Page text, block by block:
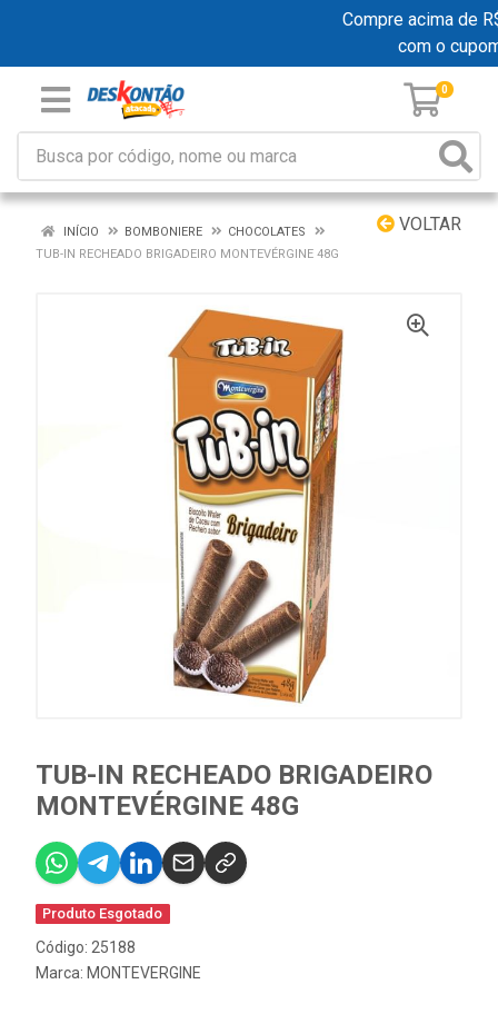
Compre acima de
com o
0
VOLTAR
INÍCIO BOMBONIERE
CHOCOLATES
TUB-IN RECHEADO BRIGADEIRO MONTEVÉRGINE 48G
TUB-IN RECHEADO BRIGADEIRO
MONTEVÉRGINE 48G
Produto Esgotado
Código: 25188
Marca: MONTEVERGINE